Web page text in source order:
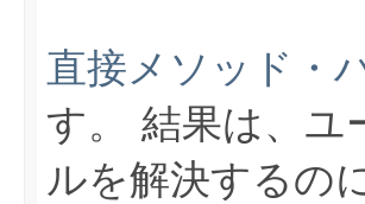
直接メソッド・
す。
結果は、ユ
ルを解決するの